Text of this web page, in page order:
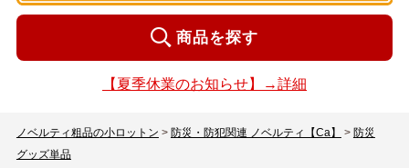
商品を探す
【夏季休業のお知らせ】→詳細
ノベルティ粗品の小ロットン > 防災・防犯関連 ノベルティ【Ca】 > 防災
グッズ単品